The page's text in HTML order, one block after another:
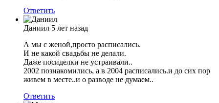
Ответить
Даниил 5 лет назад
А мы с женой,просто расписались.
И не какой свадьбы не делали.
Даже посиделки не устраивали..
2002 познакомились, а в 2004 расписались.и до сих пор
живем в месте..и о разводе не думаем..
Ответить